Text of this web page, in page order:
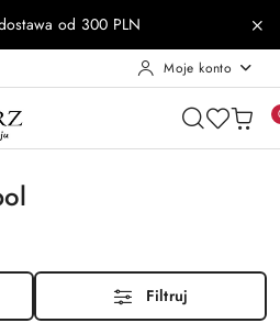
od 300 PLN
Moje konto
Filtruj